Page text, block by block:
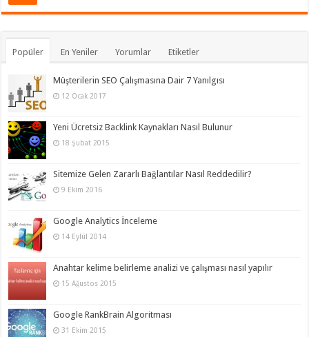
Popüler En Yeniler Yorumlar Etiketler
Müşterilerin SEO Çalışmasına Dair 7 Yanılgısı
12 Ocak 2017
Yeni Ücretsiz Backlink Kaynakları Nasıl Bulunur
18 Şubat 2015
Sitemize Gelen Zararlı Bağlantılar Nasıl Reddedilir?
9 Ekim 2016
Google Analytics İnceleme
14 Eylül 2014
Anahtar kelime belirleme analizi ve çalışması nasıl yapılır
15 Ağustos 2015
Google RankBrain Algoritması
31 Ekim 2015